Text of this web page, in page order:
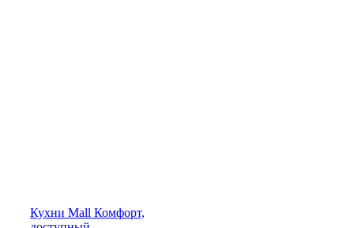
Кухни Mall Комфорт,